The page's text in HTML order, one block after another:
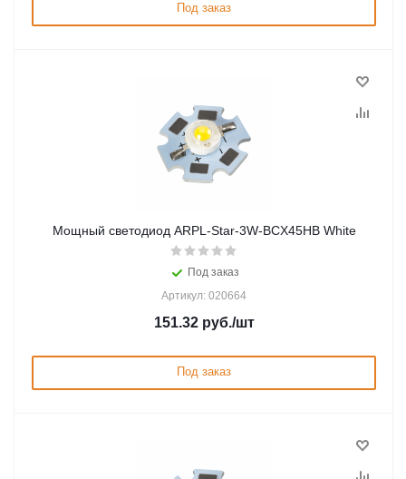
Под заказ
Мощный светодиод ARPL-Star-3W-BCX45HB White
Под заказ
Артикул: 020664
151.32руб./шт
Под заказ